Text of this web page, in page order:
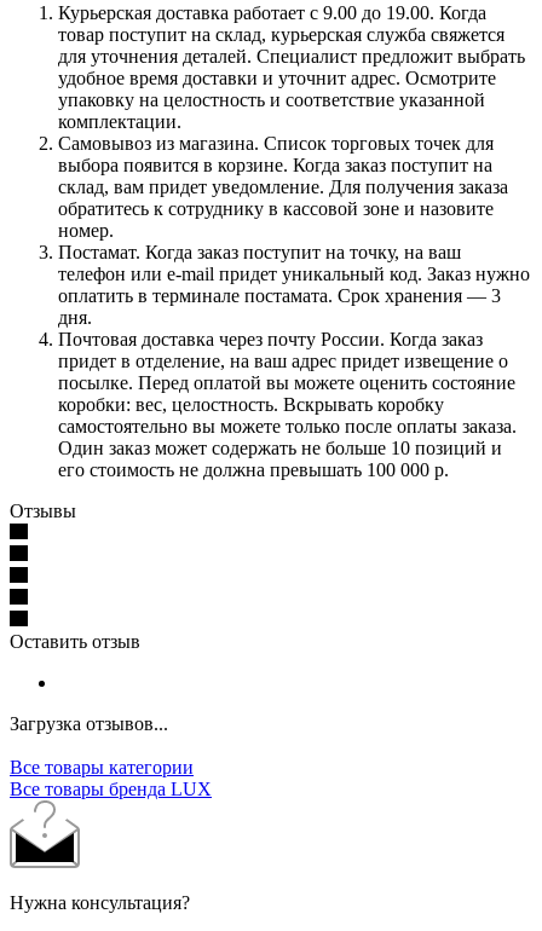
Курьерская доставка работает с 9.00 до 19.00. Когда
товар поступит на склад, курьерская служба свяжется
для уточнения деталей. Специалист предложит выбрать
удобное время доставки и уточнит адрес. Осмотрите
упаковку на целостность и соответствие указанной
комплектации.
Самовывоз из магазина. Список торговых точек для
выбора появится в корзине. Когда заказ поступит на
склад, вам придет уведомление. Для получения заказа
обратитесь к сотруднику в кассовой зоне и назовите
номер.
Постамат. Когда заказ поступит на точку, на ваш
телефон или e-mail придет уникальный код. Заказ нужно
оплатить в терминале постамата. Срок хранения — 3
дня.
Почтовая доставка через почту России. Когда заказ
придет в отделение, на ваш адрес придет извещение о
посылке. Перед оплатой вы можете оценить состояние
коробки: вес, целостность. Вскрывать коробку
самостоятельно вы можете только после оплаты заказа.
Один заказ может содержать не больше 10 позиций и
его стоимость не должна превышать 100 000 р.
Отзывы
Оставить отзыв
Загрузка отзывов...
Все товары категории
Все товары бренда LUX
Нужна консультация?